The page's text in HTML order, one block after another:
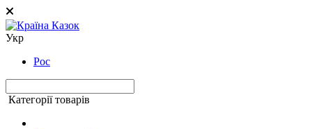
Укр
Рос
Категорії товарів